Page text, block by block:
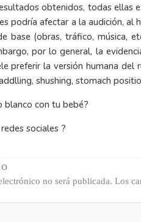
obtenidos, todas ellas
podría afectar a la audición,
base (obras, tráfico, música,
por lo general, la
preferir la versión humana
shushing, stomach
blanco con tu bebé?
sociales ?
no será publicada. Los